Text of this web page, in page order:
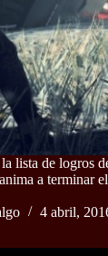
lista de logros
a terminar
4 abril,